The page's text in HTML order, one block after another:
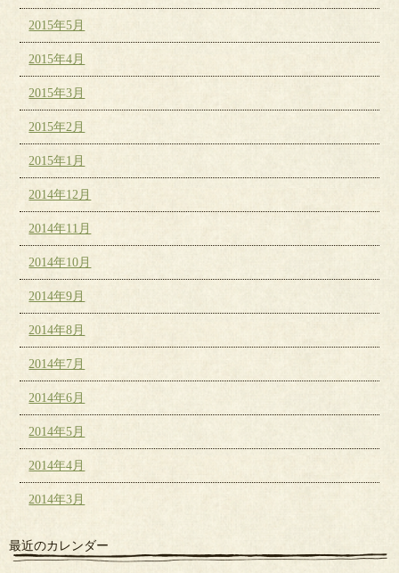
2015年5月
2015年4月
2015年3月
2015年2月
2015年1月
2014年12月
2014年11月
2014年10月
2014年9月
2014年8月
2014年7月
2014年6月
2014年5月
2014年4月
2014年3月
最近のカレンダー